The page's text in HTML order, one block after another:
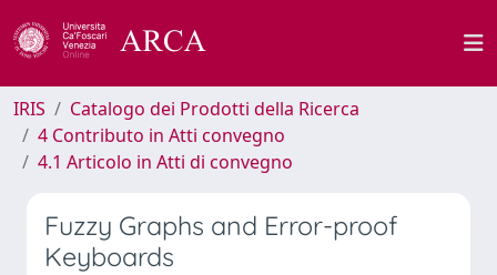
IRIS
Catalogo dei Prodotti della Ricerca
4 Contributo in Atti convegno
4.1 Articolo in Atti di convegno
Fuzzy Graphs and Error-proof
Keyboards